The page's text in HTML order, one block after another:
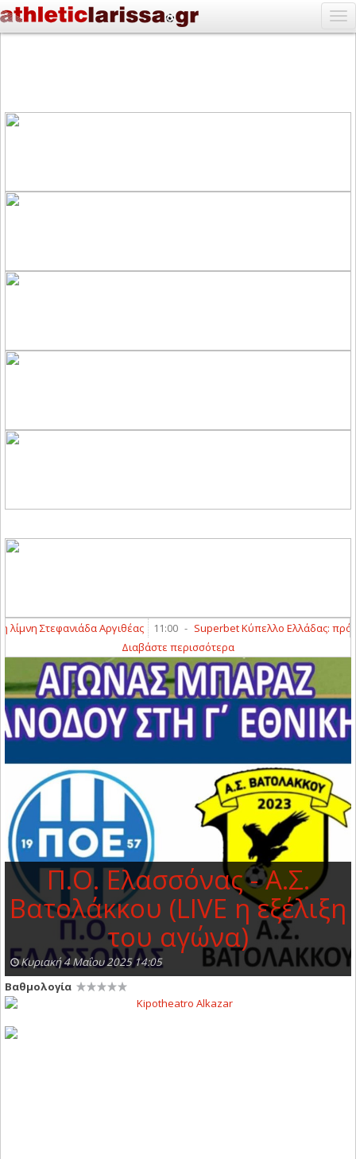
Στεφανιάδα Αργιθέας 11:00 - Superbet Κύπελλο Ελλάδας:
Διαβάστε περισσότερα
Π.Ο. Ελασσόνας - Α.Σ.
Βατολάκκου (LIVE η εξέλιξη
του αγώνα)
Κυριακή 4 Μαΐου 2025 14:05
Βαθμολογία